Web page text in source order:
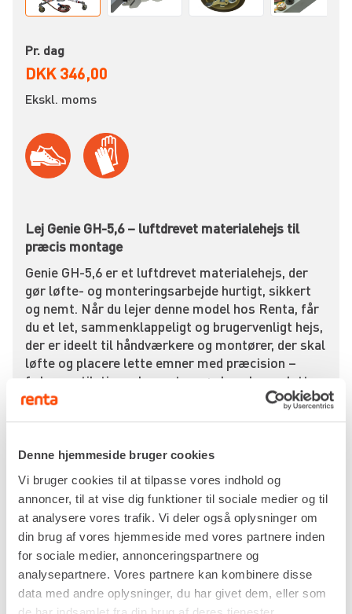
Denne hjemmeside bruger cookies
Vi bruger cookies til at tilpasse vores indhold og
annoncer, til at vise dig funktioner til sociale medier og til
at analysere vores trafik. Vi deler også oplysninger om
din brug af vores hjemmeside med vores partnere inden
for sociale medier, annonceringspartnere og
analysepartnere. Vores partnere kan kombinere disse
data med andre oplysninger, du har givet dem, eller som
Pr. dag
DKK 346,00
Ekskl. moms
Lej Genie GH-5,6 – luftdrevet materialehejs til
præcis montage
Genie GH-5,6 er et luftdrevet materialehejs, der
gør løfte- og monteringsarbejde hurtigt, sikkert
og nemt. Når du lejer denne model hos Renta, får
du et let, sammenklappeligt og brugervenligt hejs,
der er ideelt til håndværkere og montører, der skal
løfte og placere lette emner med præcision –
f.eks. ventilationselementer, rør, kanaler og lette
stålkonstruktioner.
bæreevne på 113 kg klarer Genie GH-5,6 de fleste
opgaver, hvor der skal løftes materiale op i højden.
Hejset drives af trykluft (anbefalet arbejdstryk:
5,86 bar / 85 psi), og i kombination med en lille
kompressor sørger systemet for, at emnerne
glider jævnt og præcist på plads – uden ryk eller
ujævnheder.
Betjeningen er enkel og kan klares med én hånd,
så du har fuld kontrol over løftet, mens du